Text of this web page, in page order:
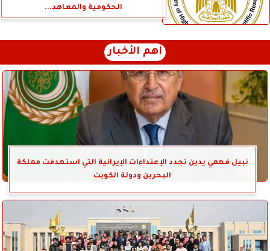
الحكومية والمعاهد...
أهم الأخبار
نبيل فهمي يدين تجدد الإعتداءات الإيرانية التي استهدفت مملكة
البحرين ودولة الكويت